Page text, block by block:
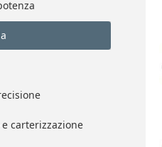
carterizzazione